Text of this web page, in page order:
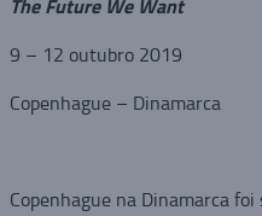
9 – 12 outubro 2019
Copenhague – Dinamarca
Copenhague na Dinamarca